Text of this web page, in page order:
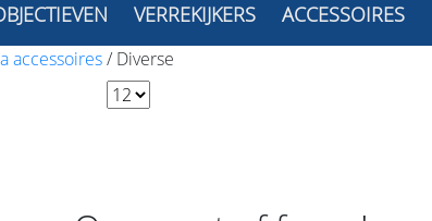
VERREKIJKERS ACCESSOIRES
accessoires/ Diverse